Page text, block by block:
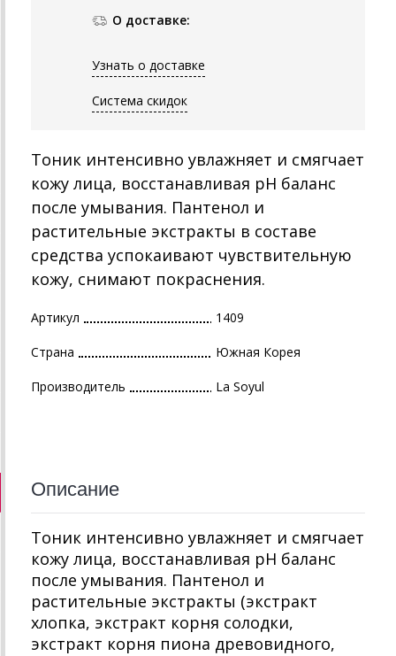
О доставке:
Узнать о доставке
Система скидок
Тоник интенсивно увлажняет и смягчает
кожу лица, восстанавливая pH баланс
после умывания. Пантенол и
растительные экстракты в составе
средства успокаивают чувствительную
кожу, снимают покраснения.
Артикул 1409
Страна Южная Корея
Производитель La Soyul
Описание
Тоник интенсивно увлажняет и смягчает
кожу лица, восстанавливая pH баланс
после умывания. Пантенол и
растительные экстракты (экстракт
хлопка, экстракт корня солодки,
экстракт корня пиона древовидного,